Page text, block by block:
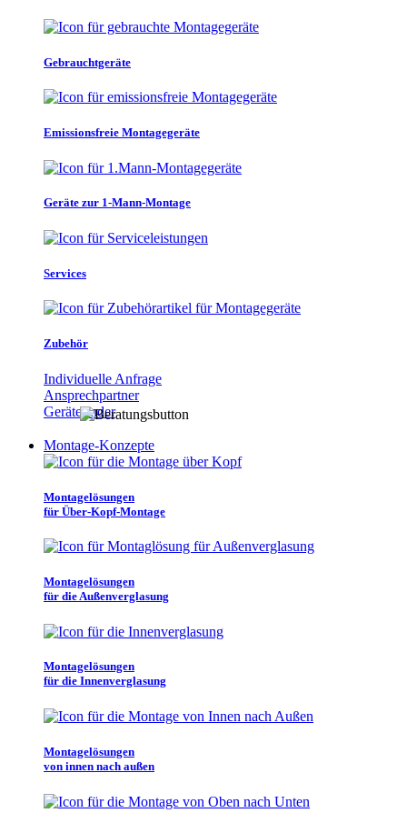
Gebrauchtgeräte
Emissionsfreie Montagegeräte
Geräte zur 1-Mann-Montage
Services
Zubehör
Individuelle Anfrage
Ansprechpartner
Gerätefinder
Montage-Konzepte
Montagelösungen
für Über-Kopf-Montage
Montagelösungen
für die Außenverglasung
Montagelösungen
für die Innenverglasung
Montagelösungen
von innen nach außen